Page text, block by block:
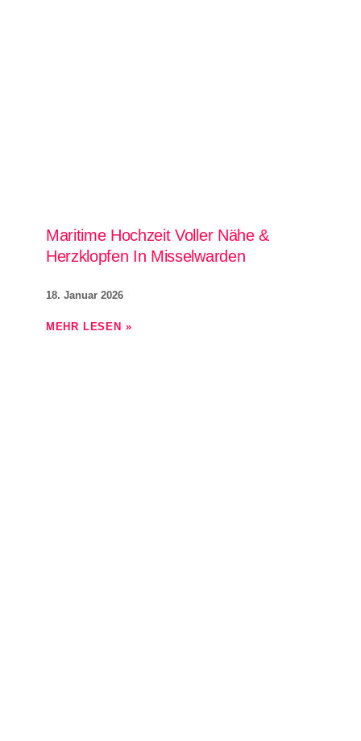
Maritime Hochzeit Voller Nähe &
Herzklopfen In Misselwarden
18. Januar 2026
MEHR LESEN »